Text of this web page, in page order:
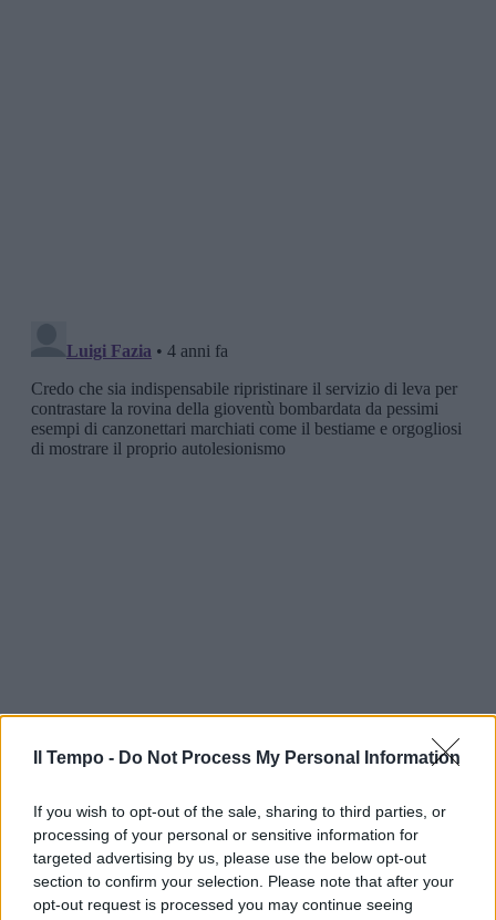
Il Tempo - Do Not Process My Personal Information
If you wish to opt-out of the sale, sharing to third parties, or
processing of your personal or sensitive information for
targeted advertising by us, please use the below opt-out
section to confirm your selection. Please note that after your
opt-out request is processed you may continue seeing